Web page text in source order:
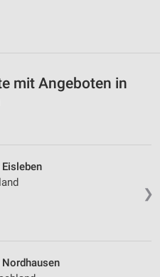
mit Angeboten in
❯